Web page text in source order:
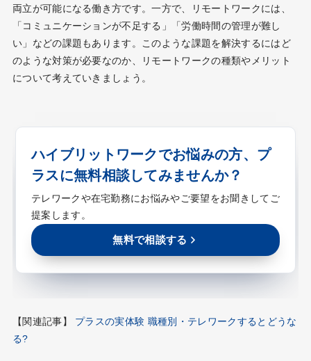
両立が可能になる働き方です。一方で、リモートワークには、
「コミュニケーションが不足する」「労働時間の管理が難し
い」などの課題もあります。このような課題を解決するにはど
のような対策が必要なのか、リモートワークの種類やメリット
について考えていきましょう。
ハイブリットワークでお悩みの方、プ
ラスに無料相談してみませんか？
テレワークや在宅勤務にお悩みやご要望をお聞きしてご
提案します。
無料で相談する
【関連記事】 プラスの実体験 職種別・テレワークするとどうな
る?